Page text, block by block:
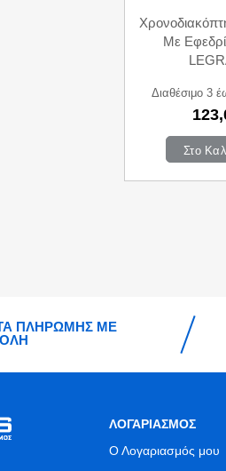
Με
Διαθέσιμο 3
Στο
ΠΛΗΡΩΜΗΣ ΜΕ
ΛΟΓΑΡΙΑΣΜΟΣ
Ο Λογαριασμός μου